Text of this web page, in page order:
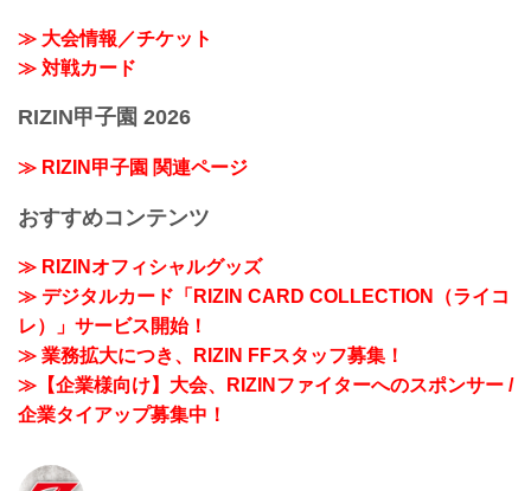
≫ 大会情報／チケット
≫ 対戦カード
RIZIN甲子園 2026
≫ RIZIN甲子園 関連ページ
おすすめコンテンツ
≫ RIZINオフィシャルグッズ
≫ デジタルカード「RIZIN CARD COLLECTION（ライコ
レ）」サービス開始！
≫ 業務拡大につき、RIZIN FFスタッフ募集！
≫【企業様向け】大会、RIZINファイターへのスポンサー /
企業タイアップ募集中！